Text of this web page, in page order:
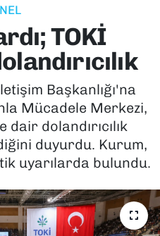
TOKİ
Başkanlığı'na
Mücadele Merkezi,
dolandırıcılık
duyurdu. Kurum,
uyarılarda bulundu.
ve Fikstür